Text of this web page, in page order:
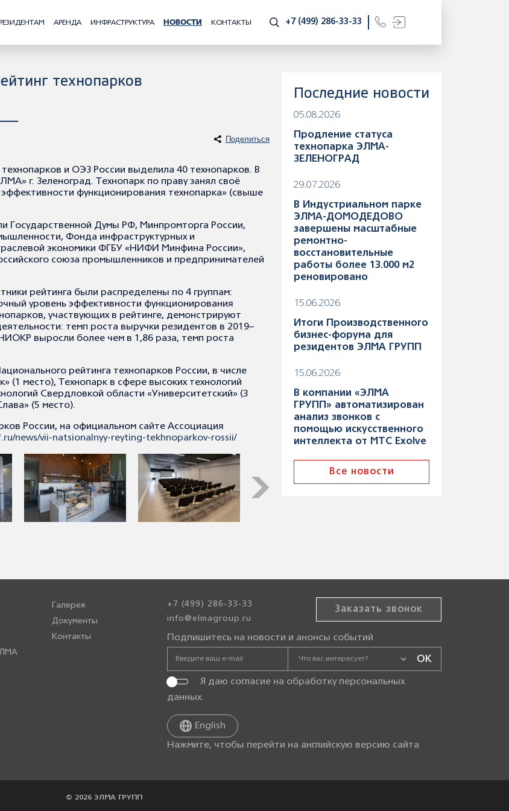
РЕЗИДЕНТАМ АРЕНДА ИНФРАСТРУКТУРА НОВОСТИ КОНТАКТЫ +7 (499) 286-33-33
технопарков
Поделиться
и ОЭЗ России выделила 40 технопарков. В
г. Зеленоград. Технопарк по праву занял своё
функционирования технопарка» (свыше
Государственной Думы РФ, Минпромторга России,
Фонда инфраструктурных и
экономики ФГБУ «НИФИ Минфина России»,
союза промышленников и предпринимателей
рейтинга были распределены по 4 группам:
уровень эффективности функционирования
участвующих в рейтинге, демонстрируют
темп роста выручки резидентов в 2019–
выросли более чем в 1,86 раза, темп роста
рейтинга технопарков России, в числе
(1 место), Технопарк в сфере высоких технологий
Свердловкой области «Университетский» (3
(5 место).
России, на официальном сайте Ассоциация
news/vii-natsionalnyy-reyting-tekhnoparkov-rossii/
Последние новости
05.08.2026
Продление статуса
технопарка ЭЛМА-
ЗЕЛЕНОГРАД
29.07.2026
В Индустриальном парке
ЭЛМА-ДОМОДЕДОВО
завершены масштабные
ремонтно-
восстановительные
работы более 13.000 м2
реновировано
15.06.2026
Итоги Производственного
бизнес-форума для
резидентов ЭЛМА ГРУПП
15.06.2026
В компании «ЭЛМА
ГРУПП» автоматизирован
анализ звонков с
помощью искусственного
интеллекта от МТС Exolve
Все новости
Галерея
Документы
Контакты
+7 (499) 286-33-33
info@elmagroup.ru
Заказать звонок
Подпишитесь на новости и анонсы событий
Я даю согласие на обработку персональных
данных.
English
Нажмите, чтобы перейти на английскую версию сайта
© 2026 ЭЛМА ГРУПП